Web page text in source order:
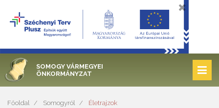
SOMOGY VÁRMEGYEI
ÖNKORMÁNYZAT
Főoldal Somogyról Életrajzok